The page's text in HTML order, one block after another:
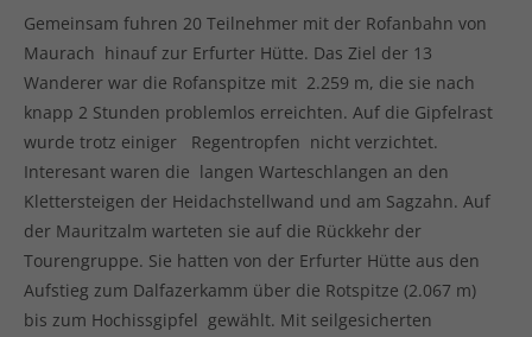
Gemeinsam fuhren 20 Teilnehmer mit der Rofanbahn von
Maurach hinauf zur Erfurter Hütte. Das Ziel der 13
Wanderer war die Rofanspitze mit 2.259 m, die sie nach
knapp 2 Stunden problemlos erreichten. Auf die Gipfelrast
wurde trotz einiger Regentropfen nicht verzichtet.
Interesant waren die langen Warteschlangen an den
Klettersteigen der Heidachstellwand und am Sagzahn. Auf
der Mauritzalm warteten sie auf die Rückkehr der
Tourengruppe. Sie hatten von der Erfurter Hütte aus den
Aufstieg zum Dalfazerkamm über die Rotspitze (2.067 m)
bis zum Hochissgipfel gewählt. Mit seilgesicherten